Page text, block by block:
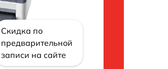
Скидка по
предварительной
записи на сайте